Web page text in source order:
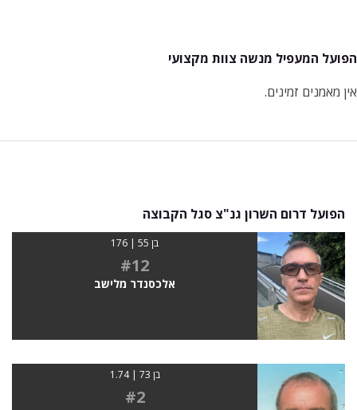
הפועל המעפיל מנשה צוות מקצועי
אין מאמנים זמינים.
הפועל דרום השרון גנ"צ סגל הקבוצה
בן 55 | 176
#12
אלכסנדר מלישב
בן 73 | 1.74
#2